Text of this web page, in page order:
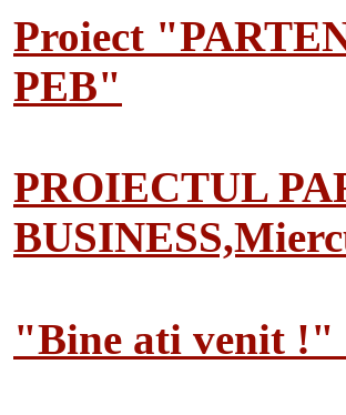
Proiect
PEB"
PROIECTUL
"Bine ati venit !"